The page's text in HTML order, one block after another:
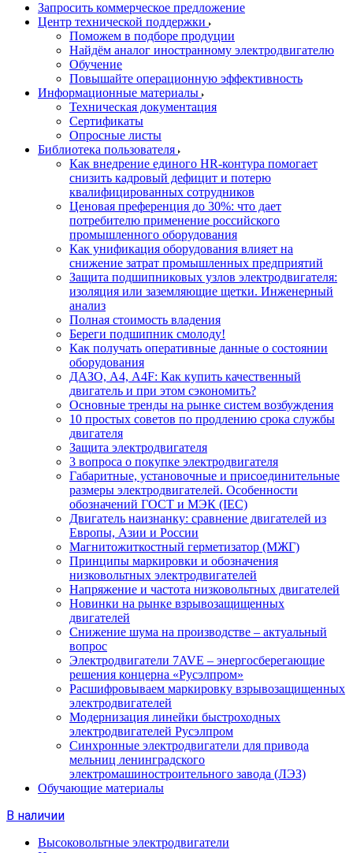
Запросить коммерческое предложение
Центр технической поддержки
Поможем в подборе продуции
Найдём аналог иностранному электродвигателю
Обучение
Повышайте операционную эффективность
Информационные материалы
Техническая документация
Сертификаты
Опросные листы
Библиотека пользователя
Как внедрение единого HR-контура помогает
снизить кадровый дефицит и потерю
квалифицированных сотрудников
Ценовая преференция до 30%: что дает
потребителю применение российского
промышленного оборудования
Как унификация оборудования влияет на
снижение затрат промышленных предприятий
Защита подшипниковых узлов электродвигателя:
изоляция или заземляющие щетки. Инженерный
анализ
Полная стоимость владения
Береги подшипник смолоду!
Как получать оперативные данные о состоянии
оборудования
ДАЗО, А4, А4F: Как купить качественный
двигатель и при этом сэкономить?
Основные тренды на рынке систем возбуждения
10 простых советов по продлению срока службы
двигателя
Защита электродвигателя
3 вопроса о покупке электродвигателя
Габаритные, установочные и присоединительные
размеры электродвигателей. Особенности
обозначений ГОСТ и МЭК (IEC)
Двигатель наизнанку: сравнение двигателей из
Европы, Азии и России
Магнитожиткостный герметизатор (МЖГ)
Принципы маркировки и обозначения
низковольтных электродвигателей
Напряжение и частота низковольтных двигателей
Новинки на рынке взрывозащищенных
двигателей
Снижение шума на производстве – актуальный
вопрос
Электродвигатели 7AVE – энергосберегающие
решения концерна «Русэлпром»
Расшифровываем маркировку взрывозащищенных
электродвигателей
Модернизация линейки быстроходных
электродвигателей Русэлпром
Синхронные электродвигатели для привода
мельниц ленинградского
электромашиностроительного завода (ЛЭЗ)
Обучающие материалы
В наличии
Высоковольтные электродвигатели